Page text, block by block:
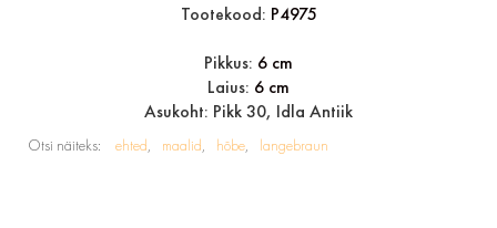
Tootekood: P4975
Pikkus: 6 cm
Laius: 6 cm
Asukoht: Pikk 30, Idla Antiik
Otsi näiteks: ehted maalid hõbe langebraun